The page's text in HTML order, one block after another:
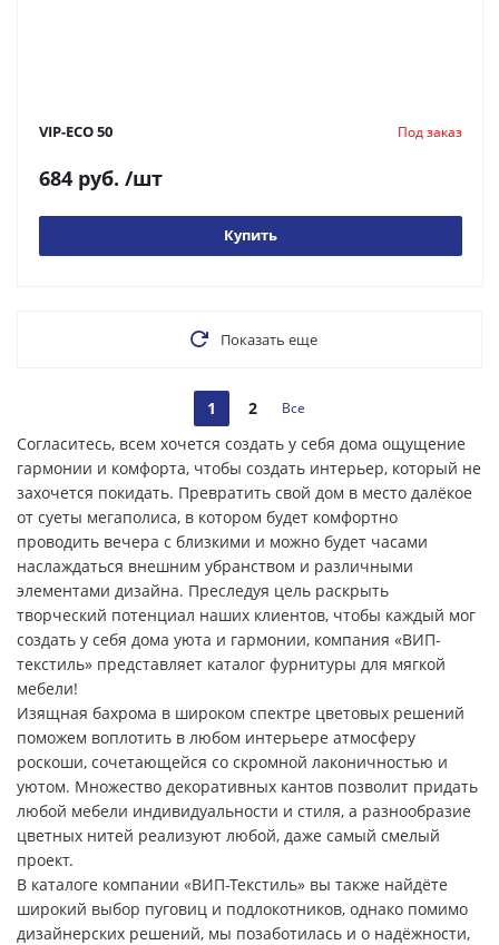
VIP-ECO 50 Под заказ
684 руб. /шт
Купить
Показать еще
1 2 Все
Согласитесь, всем хочется создать у себя дома ощущение
гармонии и комфорта, чтобы создать интерьер, который не
захочется покидать. Превратить свой дом в место далёкое
от суеты мегаполиса, в котором будет комфортно
проводить вечера с близкими и можно будет часами
наслаждаться внешним убранством и различными
элементами дизайна. Преследуя цель раскрыть
творческий потенциал наших клиентов, чтобы каждый мог
создать у себя дома уюта и гармонии, компания «ВИП-
текстиль» представляет каталог фурнитуры для мягкой
мебели!
Изящная бахрома в широком спектре цветовых решений
поможем воплотить в любом интерьере атмосферу
роскоши, сочетающейся со скромной лаконичностью и
уютом. Множество декоративных кантов позволит придать
любой мебели индивидуальности и стиля, а разнообразие
цветных нитей реализуют любой, даже самый смелый
проект.
В каталоге компании «ВИП-Текстиль» вы также найдёте
широкий выбор пуговиц и подлокотников, однако помимо
дизайнерских решений, мы позаботилась и о надёжности,